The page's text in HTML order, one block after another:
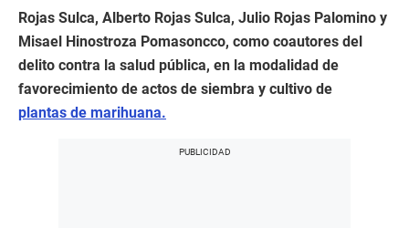
Rojas Sulca, Alberto Rojas Sulca, Julio Rojas Palomino y
Misael Hinostroza Pomasoncco, como coautores del
delito contra la salud pública, en la modalidad de
favorecimiento de actos de siembra y cultivo de
plantas de marihuana.